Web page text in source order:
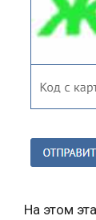
На этом